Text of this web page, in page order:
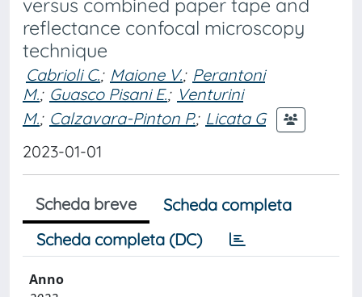
versus combined paper tape and
reflectance confocal microscopy
technique
Cabrioli C.; Maione V.; Perantoni
M.; Guasco Pisani E.; Venturini
M.; Calzavara-Pinton P.; Licata G
2023-01-01
Scheda breve
Scheda completa
Scheda completa (DC)
Anno